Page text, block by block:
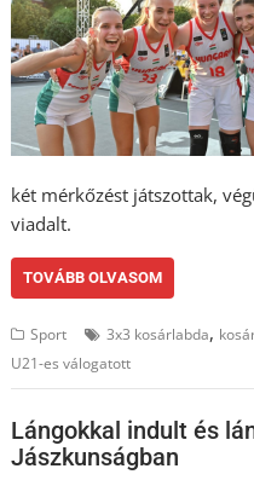
két mérkőzést játszottak,
viadalt.
TOVÁBB OLVASOM
Sport 3x3 kosárlabda,
U21-es válogatott
Lángokkal indult és
Jászkunságban